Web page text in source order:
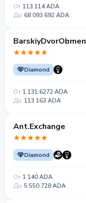
От 113.114 ADA
До 68 093 692 ADA
BarskiyDvorObmen
Diamond
От 1 131.6272 ADA
До 113 163 ADA
Ant.Exchange
Diamond
От 1 140 ADA
До 5 550 728 ADA